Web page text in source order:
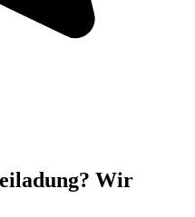
Wir